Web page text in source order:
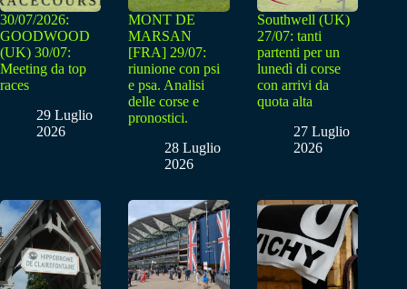
30/07/2026:
GOODWOOD
(UK) 30/07:
Meeting da top
races
29 Luglio
2026
MONT DE
MARSAN
[FRA] 29/07:
riunione con psi
e psa. Analisi
delle corse e
pronostici.
28 Luglio
2026
Southwell (UK)
27/07: tanti
partenti per un
lunedì di corse
con arrivi da
quota alta
27 Luglio
2026